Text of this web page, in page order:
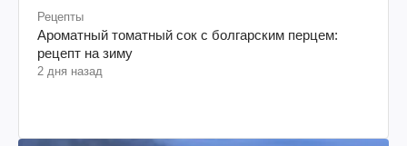
Рецепты
Ароматный томатный сок с болгарским перцем:
рецепт на зиму
2 дня назад